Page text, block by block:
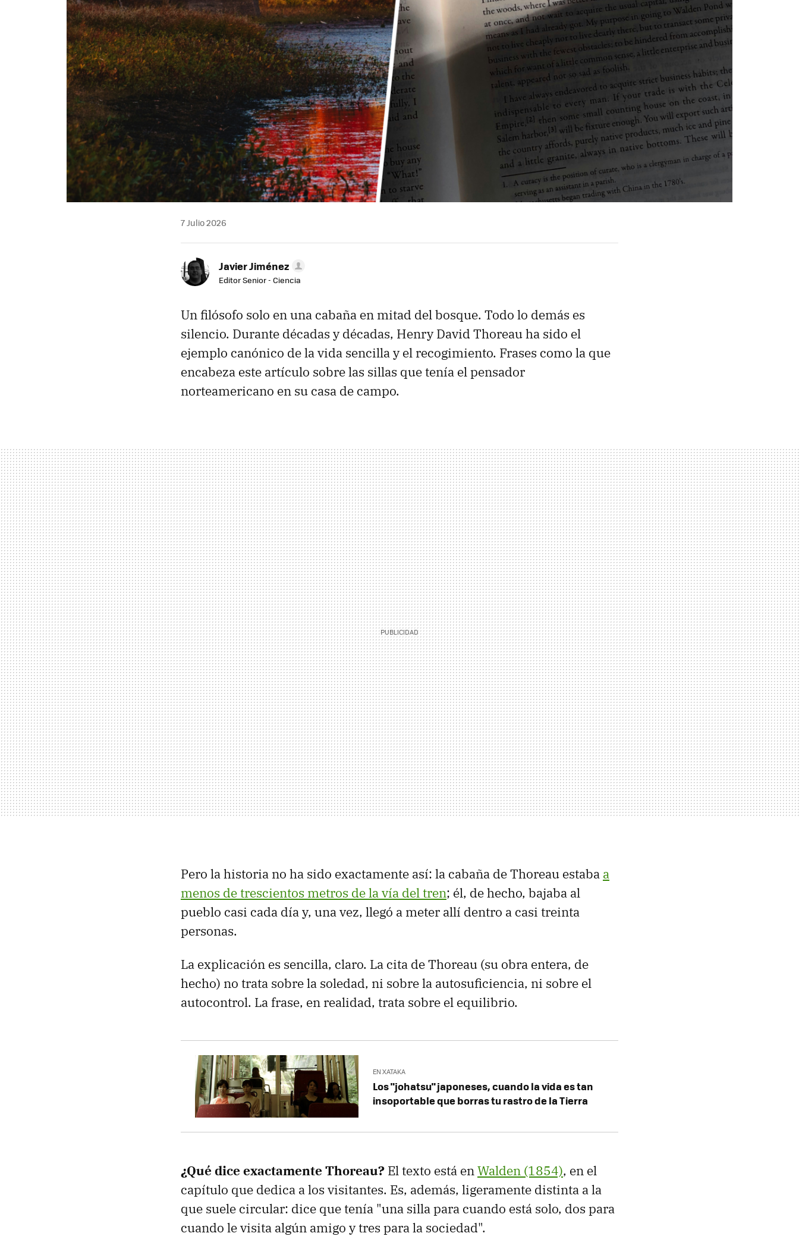
7 Julio 2026
Javier Jiménez
Editor Senior - Ciencia
Un filósofo solo en una cabaña en mitad del bosque. Todo lo demás es
silencio. Durante décadas y décadas, Henry David Thoreau ha sido el
ejemplo canónico de la vida sencilla y el recogimiento. Frases como la que
encabeza este artículo sobre las sillas que tenía el pensador
norteamericano en su casa de campo.
Pero la historia no ha sido exactamente así: la cabaña de Thoreau estaba a
menos de trescientos metros de la vía del tren; él, de hecho, bajaba al
pueblo casi cada día y, una vez, llegó a meter allí dentro a casi treinta
personas.
La explicación es sencilla, claro. La cita de Thoreau (su obra entera, de
hecho) no trata sobre la soledad, ni sobre la autosuficiencia, ni sobre el
autocontrol. La frase, en realidad, trata sobre el equilibrio.
EN XATAKA
Los "johatsu" japoneses, cuando la vida es tan
insoportable que borras tu rastro de la Tierra
¿Qué dice exactamente Thoreau? El texto está enWalden (1854), en el
capítulo que dedica a los visitantes. Es, además, ligeramente distinta a la
que suele circular: dice que tenía "una silla para cuando está solo, dos para
cuando le visita algún amigo y tres para la sociedad".